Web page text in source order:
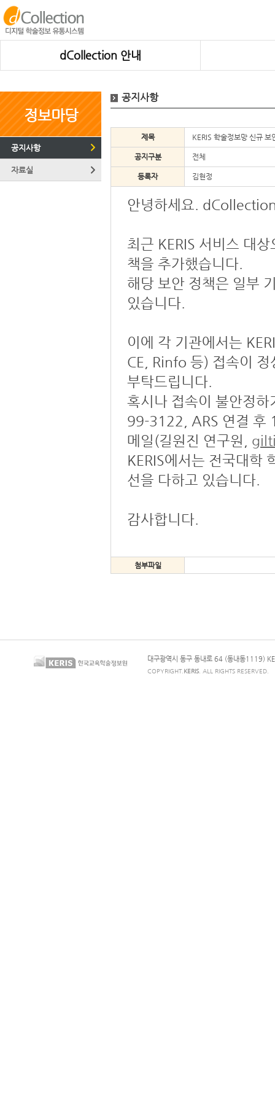
dCollection 안내
정보마당
공지사항
자료실
공지사항
제목 KERIS 학술정보망 신규
공지구분 전체
등록자 김현정
안녕하세요.
최근 KERIS 서비스 대
책을 추가했습니다.
해당 보안 정책은 일부
있습니다.
이에 각 기관에서는
CE, Rinfo 등) 접속이
부탁드립니다.
혹시나 접속이 불안정
99-3122, ARS 연결 후
메일(길원진 연구원,
KERIS에서는 전국대학
선을 다하고 있습니다.
감사합니다.
첨부파일
대구광역시 동구 동내로 64 (동내동1119)
COPYRIGHT. KERIS . ALL RIGHTS RESERVED.